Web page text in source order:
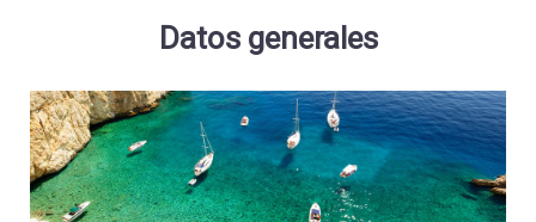
Datos generales